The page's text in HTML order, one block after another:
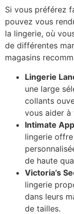
Si vous préférez
pouvez vous
la lingerie, où
de différentes
magasins
Lingerie
une large
collants
vous aider à
Intimate
lingerie
de haute
Victoria’s
lingerie
dans leurs
de tailles.